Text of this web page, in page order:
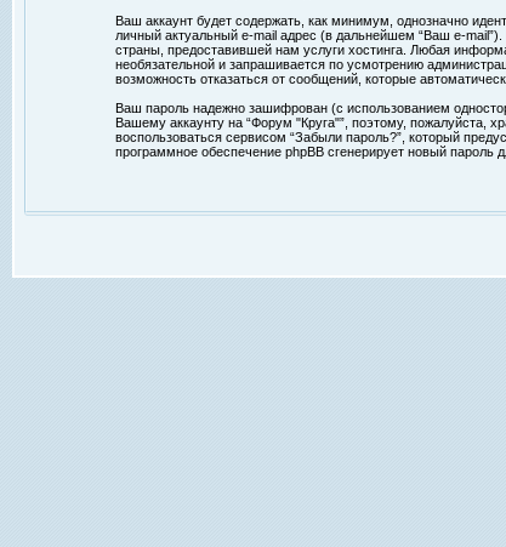
Ваш аккаунт будет содержать, как минимум, однозначно
личный актуальный e-mail адрес (в дальнейшем “Ваш e-
страны, предоставившей нам услуги хостинга. Любая
необязательной и запрашивается по усмотрению
возможность отказаться от сообщений, которые
Ваш пароль надежно зашифрован (с использованием
Вашему аккаунту на “Форум "Круга"”, поэтому, пожалуйста,
воспользоваться сервисом “Забыли пароль?”, который
программное обеспечение phpBB сгенерирует новый пароль